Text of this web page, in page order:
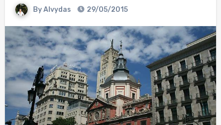
ByAlvydas 29/05/2015